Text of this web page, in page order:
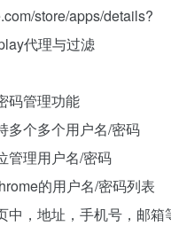
store/apps/details?
代理与过滤
码管理功能
多个多个用户名/密码
管理用户名/密码
的用户名/密码列表
中，地址，手机号，邮箱